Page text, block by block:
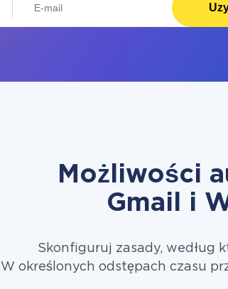
Możliwości
Gmail i
Skonfiguruj zasady, według
W określonych odstępach czasu